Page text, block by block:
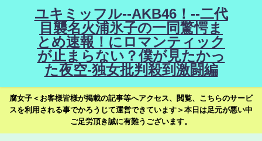
ユキミッフル--AKB46！--二代
目襲名火浦氷子の一同驚愕ま
とめ速報！にロマンティック
が止まらない？僕が見たかっ
た夜空-独女批判殺到激闘編
腐女子＜お客様皆様が掲載の記事等へアクセス、閲覧、こちらのサービ
スを利用される事でかろうじて運営できています＞本日は足元が悪い中
ご足労頂き誠に有難うございます。